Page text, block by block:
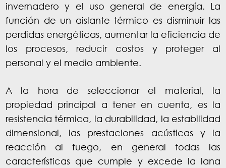
invernadero y el uso general de energía. La
función de un aislante térmico es disminuir las
perdidas energéticas, aumentar la eficiencia de
los procesos, reducir costos y proteger al
personal y el medio ambiente.
A la hora de seleccionar el material, la
propiedad principal a tener en cuenta, es la
resistencia térmica, la durabilidad, la estabilidad
dimensional, las prestaciones acústicas y la
reacción al fuego, en general todas las
características que cumple y excede la lana